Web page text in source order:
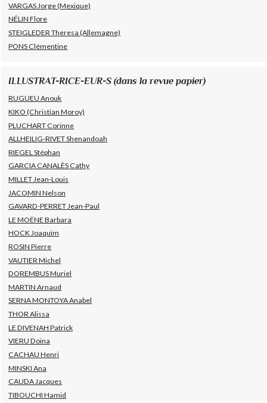
VARGAS Jorge (Mexique)
NÉLIN Flore
STEIGLEDER Theresa (Allemagne)
PONS Clémentine
ILLUSTRAT-RICE-EUR-S (dans la revue papier)
RUGUEU Anouk
KIKO (Christian Moroy)
PLUCHART Corinne
ALLHEILIG-RIVET Shenandoah
RIEGEL Stéphan
GARCIA CANALÈS Cathy
MILLET Jean-Louis
JACOMIN Nelson
GAVARD-PERRET Jean-Paul
LE MOËNE Barbara
HOCK Joaquim
ROSIN Pierre
VAUTIER Michel
DOREMBUS Muriel
MARTIN Arnaud
SERNA MONTOYA Anabel
THOR Alissa
LE DIVENAH Patrick
VIERU Doina
CACHAU Henri
MINSKI Ana
CAUDA Jacques
TIBOUCHI Hamid